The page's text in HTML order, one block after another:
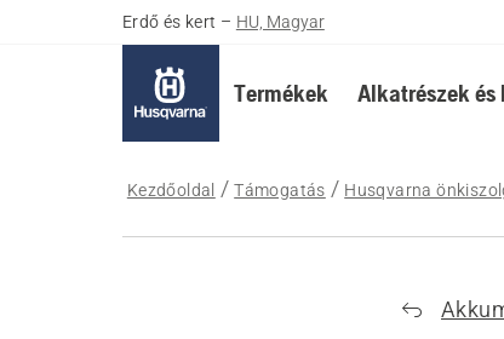
Erdő és kert – HU, Magyar
Termékek Alkatrészek és
Kezdőoldal Támogatás Husqvarna